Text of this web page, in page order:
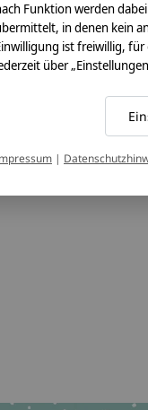
Funktion werden
in denen kein
ist freiwillig,
über
|